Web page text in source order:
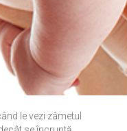
le vezi zâmetul